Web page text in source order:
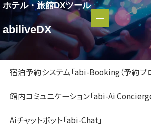
ホテル・
旅館DXツール
abiliveDX
ホテル・旅館DXツール
abiliveDX
宿泊予約システム 「abi-Booking（予約プロ
館内コミュニケーション「abi-Ai
Aiチャットボット「abi-Chat」